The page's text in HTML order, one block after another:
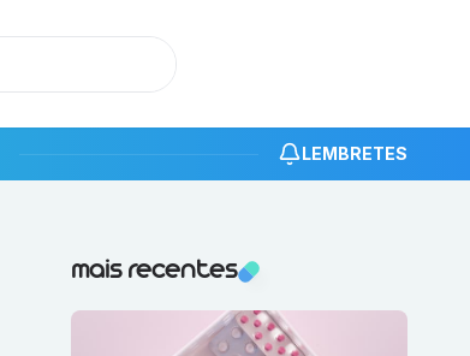
LEMBRETES
Notícias recentes
mais recentes